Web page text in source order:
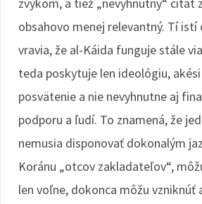
obsahovo menej relevantný. Tí istí
vravia, že al-Káida funguje stále
teda poskytuje len ideológiu,
posvätenie a nie nevyhnutne aj
podporu a ľudí. To znamená, že
nemusia disponovať dokonalým
Koránu „otcov zakladateľov“,
len voľne, dokonca môžu vzniknúť